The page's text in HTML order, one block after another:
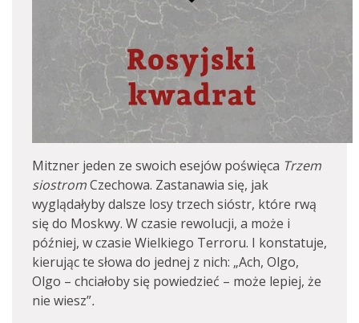
Mitzner jeden ze swoich esejów poświęca Trzem
siostromCzechowa. Zastanawia się, jak
wyglądałyby dalsze losy trzech sióstr, które rwą
się do Moskwy. W czasie rewolucji, a może i
później, w czasie Wielkiego Terroru. I konstatuje,
kierując te słowa do jednej z nich: „Ach, Olgo,
Olgo – chciałoby się powiedzieć – może lepiej, że
nie wiesz”.